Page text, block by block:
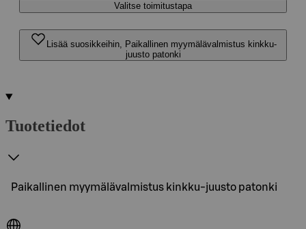
Valitse toimitustapa
Lisää suosikkeihin, Paikallinen myymälävalmistus kinkku-
juusto patonki
Tuotetiedot
Paikallinen myymälävalmistus kinkku-juusto patonki